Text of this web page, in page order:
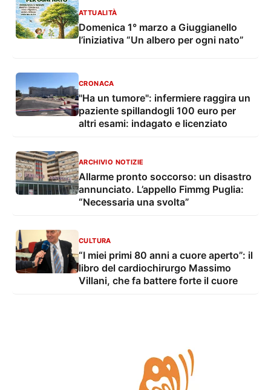
ATTUALITÀ
Domenica 1° marzo a Giuggianello
l’iniziativa “Un albero per ogni nato”
CRONACA
"Ha un tumore": infermiere raggira un
paziente spillandogli 100 euro per
altri esami: indagato e licenziato
ARCHIVIO NOTIZIE
Allarme pronto soccorso: un disastro
annunciato. L’appello Fimmg Puglia:
“Necessaria una svolta”
CULTURA
“I miei primi 80 anni a cuore aperto”: il
libro del cardiochirurgo Massimo
Villani, che fa battere forte il cuore